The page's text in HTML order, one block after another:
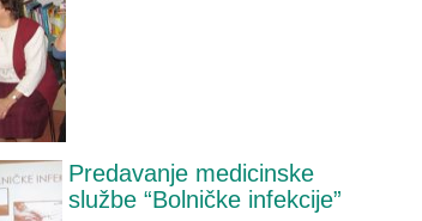
Predavanje medicinske
službe “Bolničke infekcije”